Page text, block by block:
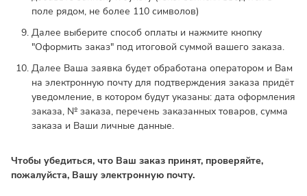
поле рядом, не более 110 символов)
Далее выберите способ оплаты и нажмите кнопку
"Оформить заказ" под итоговой суммой вашего заказа.
Далее Ваша заявка будет обработана оператором и Вам
на электронную почту для подтверждения заказа придёт
уведомление, в котором будут указаны: дата оформления
заказа, № заказа, перечень заказанных товаров, сумма
заказа и Ваши личные данные.
Чтобы убедиться, что Ваш заказ принят, проверяйте,
пожалуйста, Вашу электронную почту.